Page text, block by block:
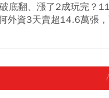
底翻、漲了2成玩完？
外資3天賣超14.6萬張